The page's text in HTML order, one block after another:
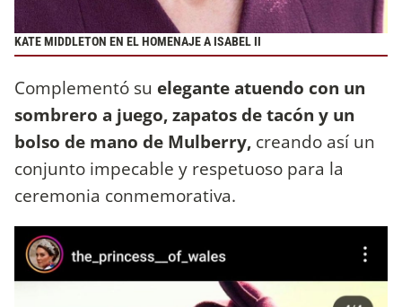
KATE MIDDLETON EN EL HOMENAJE A ISABEL II
Complementó su elegante atuendo con un
sombrero a juego, zapatos de tacón y un
bolso de mano de Mulberry, creando así un
conjunto impecable y respetuoso para la
ceremonia conmemorativa.